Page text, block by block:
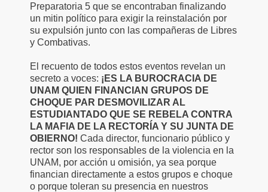
Preparatoria 5 que se encontraban finalizando
un mitin político para exigir la reinstalación por
su expulsión junto con las compañeras de Libres
y Combativas.
El recuento de todos estos eventos revelan un
secreto a voces: ¡ES LA BUROCRACIA DE
UNAM QUIEN FINANCIAN GRUPOS DE
CHOQUE PAR DESMOVILIZAR AL
ESTUDIANTADO QUE SE REBELA CONTRA
LA MAFIA DE LA RECTORÍA Y SU JUNTA DE
OBIERNO! Cada director, funcionario público y
rector son los responsables de la violencia en la
UNAM, por acción u omisión, ya sea porque
financian directamente a estos grupos e choque
o porque toleran su presencia en nuestros